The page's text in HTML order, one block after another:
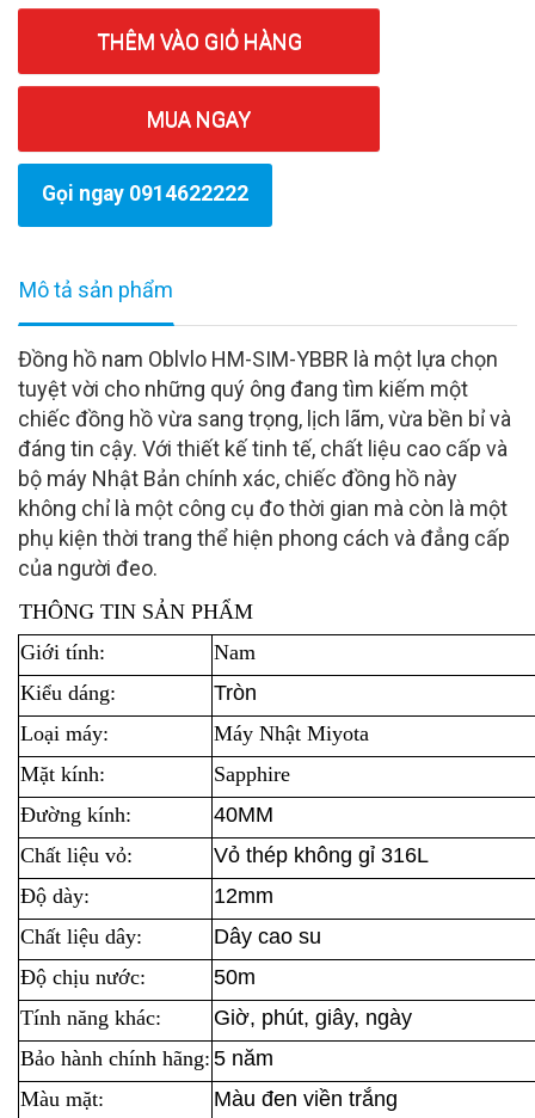
THÊM VÀO GIỎ HÀNG
MUA NGAY
Gọi ngay 0914622222
Mô tả sản phẩm
Đồng hồ nam Oblvlo HM-SIM-YBBR là một lựa chọn
tuyệt vời cho những quý ông đang tìm kiếm một
chiếc đồng hồ vừa sang trọng, lịch lãm, vừa bền bỉ và
đáng tin cậy. Với thiết kế tinh tế, chất liệu cao cấp và
bộ máy Nhật Bản chính xác, chiếc đồng hồ này
không chỉ là một công cụ đo thời gian mà còn là một
phụ kiện thời trang thể hiện phong cách và đẳng cấp
của người đeo.
THÔNG TIN SẢN PHẨM
Giới tính:
Nam
Kiểu dáng:
Tròn
Loại máy:
Máy Nhật Miyota
Mặt kính:
Sapphire
Đường kính:
40MM
Chất liệu vỏ:
Vỏ thép không gỉ 316L
Độ dày:
12mm
Chất liệu dây:
Dây cao su
Độ chịu nước:
50m
Tính năng khác:
Giờ, phút, giây, ngày
Bảo hành chính hãng: 5 năm
Màu mặt:
Màu đen viền trắng